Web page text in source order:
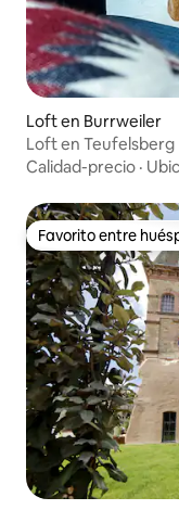
Loft en Burrweiler
Loft en Teufelsberg
Calidad-precio ·
Favorito entre
Favorito entre